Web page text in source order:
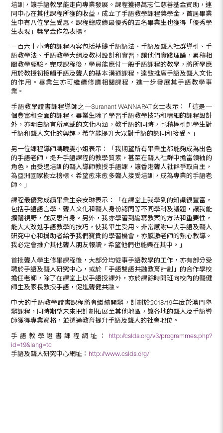
培訓，讓手語教學能走向專業發展。課程獲得萬志仁慈善基金資助，連
同中心在其他課程所獲的收益，成立了手語教學課程獎學金，首屆畢業
生中有八位學生受惠。課程總成績最優秀的五名畢業生也獲得「優秀學
生表現」獎學金作為表揚。
一百六十小時的課程內容包括基礎手語語法、手語及聾人社群導引、手
語教學法、手語教學大綱及教材設計和實習，讓他們實踐理論，累積相
關教學經驗。完成課程後，學員能應付一般手語課程的教學，將所學應
用於教授初接觸手語及聾人的基本溝通課程，達致推廣手語及聾人文化
的作用。畢業生亦可繼續修讀相關課程，進一步發展其手語教學事
業。
手語教學證書課程導師之一Suranant WANNAPAT女士表示：「這是一
個豐富和全面的課程。畢業生除了學習手語教學技巧和精細的課程設計
外，亦明白語言所承載的文化內涵，教手語的同時，也積極引起學生對
手語和聾人文化的興趣，希望能提升大眾對手語的認同和接受。」
另一位課程導師馮曉雯小姐表示：「我期望所有畢業生都能夠成為出色
的手語老師，提升手語課程的教學質素，甚至在聾人社群中擔當領袖的
角色。由受過培訓的聾人導師教授手語課，讓香港聾人社群爭取自主，
為亞洲國家樹立榜樣。希望愈來愈多聾人接受培訓，成為專業的手語老
師。」
課程最優秀成績畢業生余安琳表示：「在課堂上我學到的知識很豐富，
包括手語語言學、聾人文化和聾人身份認同等不同學科及議題，讓我能
擴闊視野，並反思自身。另外，我亦學習到編寫教案的方法和重要性，
能大大改進手語教學的技巧，使我畢生受用。非常感謝中大手語及聾人
研究中心和捐助者給予我們寶貴的學習機會，亦感激老師的熱心教導。
我必定會推介其他聾人朋友報讀，希望他們也能樂在其中。」
首批聾人學生修畢課程後，大部分均從事手語教學的工作，亦有部分受
聘於手語及聾人研究中心，或於「手語雙語共融教育計劃」的合作學校
擔任老師，除了在課堂上以手語授課外，亦於課餘時開班向校內的聾健
師生及家長教授手語，促進聾健共融。
中大的手語教學證書課程將會繼續開辦，計劃於2018/19年度於澳門舉
辦課程，同時期望未來把計劃拓展至其他地區，讓各地的聾人及手語導
師獲得專業資格，並透過教育提升手語及聾人的社會地位。
手語教學證書課程網址： http://cslds.org/v3/programmes.php?
id=19&lang=tc
手語及聾人研究中心網址： http://www.cslds.org/